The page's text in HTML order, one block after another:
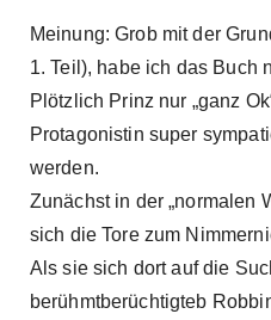
Meinung: Grob mit der
1. Teil), habe ich das Buch
Plötzlich Prinz nur „ganz
Protagonistin super
werden.
Zunächst in der „normalen
sich die Tore zum
Als sie sich dort auf die
berühmtberüchtigteb